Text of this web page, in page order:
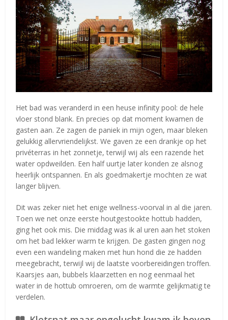
Het bad was veranderd in een heuse infinity pool: de hele
vloer stond blank. En precies op dat moment kwamen de
gasten aan. Ze zagen de paniek in mijn ogen, maar bleken
gelukkig allervriendelijkst. We gaven ze een drankje op het
privéterras in het zonnetje, terwijl wij als een razende het
water opdweilden. Een half uurtje later konden ze alsnog
heerlijk ontspannen. En als goedmakertje mochten ze wat
langer blijven.
Dit was zeker niet het enige wellness-voorval in al die jaren.
Toen we net onze eerste houtgestookte hottub hadden,
ging het ook mis. Die middag was ik al uren aan het stoken
om het bad lekker warm te krijgen. De gasten gingen nog
even een wandeling maken met hun hond die ze hadden
meegebracht, terwijl wij de laatste voorbereidingen troffen.
Kaarsjes aan, bubbels klaarzetten en nog eenmaal het
water in de hottub omroeren, om de warmte gelijkmatig te
verdelen.